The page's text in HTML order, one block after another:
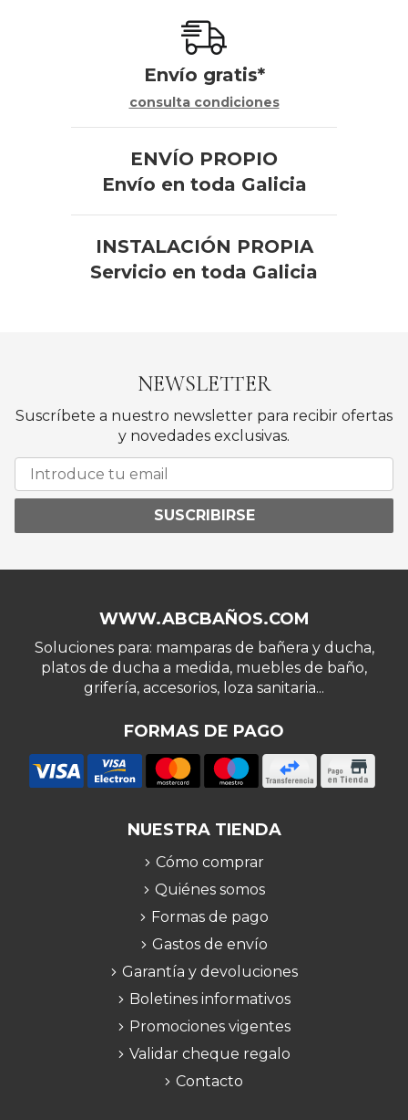
Envío gratis*
consulta condiciones
ENVÍO PROPIO
Envío en toda Galicia
INSTALACIÓN PROPIA
Servicio en toda Galicia
NEWSLETTER
Suscríbete a nuestro newsletter para recibir ofertas
y novedades exclusivas.
SUSCRIBIRSE
WWW.ABCBAÑOS.COM
Soluciones para: mamparas de bañera y ducha,
platos de ducha a medida, muebles de baño,
grifería, accesorios, loza sanitaria...
FORMAS DE PAGO
NUESTRA TIENDA
Cómo comprar
Quiénes somos
Formas de pago
Gastos de envío
Garantía y devoluciones
Boletines informativos
Promociones vigentes
Validar cheque regalo
Contacto